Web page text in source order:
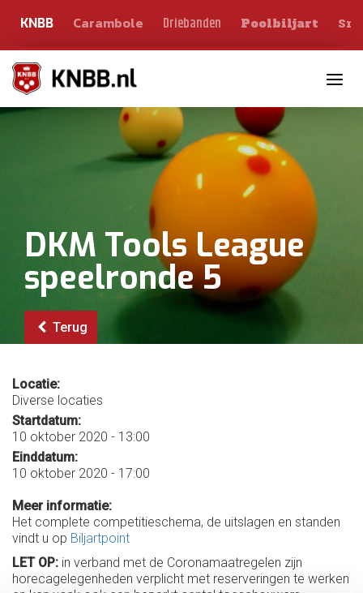
KNBB Carambole Driebanden Poolbiljart
DKM Tools League
speelronde 5
Terug
Locatie:
Diverse locaties
Startdatum:
10 oktober 2020 - 13:00
Einddatum:
10 oktober 2020 - 17:00
Meer informatie:
Het complete competitieschema, de uitslagen en standen
vindt u op Biljartpoint
LET OP: in verband met de Coronamaatregelen zijn
horecagelegenheden verplicht met reserveringen te werken